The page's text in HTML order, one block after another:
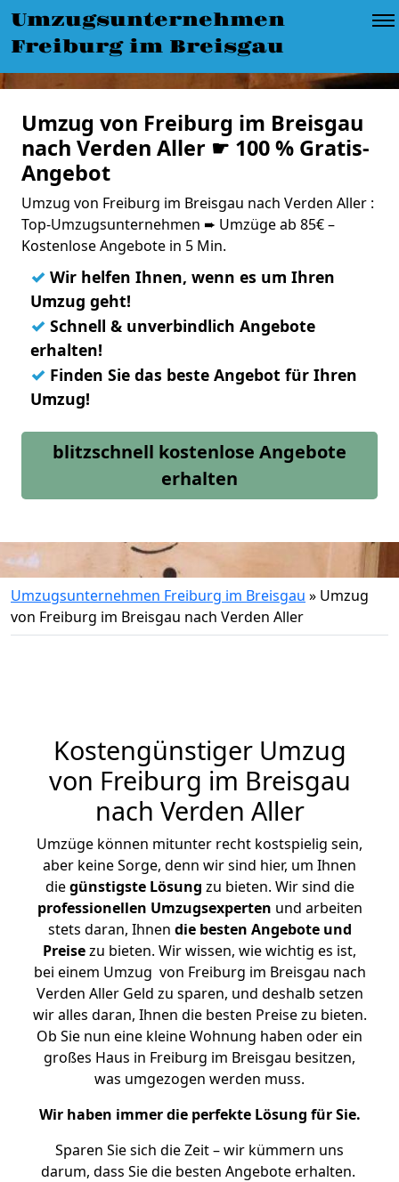
Umzugsunternehmen
Freiburg im Breisgau
Umzug von Freiburg im Breisgau
nach Verden Aller ☛ 100 % Gratis-
Angebot
Umzug von Freiburg im Breisgau nach Verden Aller :
Top-Umzugsunternehmen ➨ Umzüge ab 85€ –
Kostenlose Angebote in 5 Min.
✓ Wir helfen Ihnen, wenn es um Ihren
Umzug geht!
✓ Schnell & unverbindlich Angebote
erhalten!
✓ Finden Sie das beste Angebot für Ihren
Umzug!
blitzschnell kostenlose Angebote
erhalten
Umzugsunternehmen Freiburg im Breisgau » Umzug
von Freiburg im Breisgau nach Verden Aller
Kostengünstiger Umzug
von Freiburg im Breisgau
nach Verden Aller
Umzüge können mitunter recht kostspielig sein,
aber keine Sorge, denn wir sind hier, um Ihnen
diegünstigste Lösung zu bieten. Wir sind die
professionellen Umzugsexperten und arbeiten
stets daran, Ihnen die besten Angebote und
Preisezu bieten. Wir wissen, wie wichtig es ist,
bei einem Umzug von Freiburg im Breisgau nach
Verden Aller Geld zu sparen, und deshalb setzen
wir alles daran, Ihnen die besten Preise zu bieten.
Ob Sie nun eine kleine Wohnung haben oder ein
großes Haus in Freiburg im Breisgau besitzen,
was umgezogen werden muss.
Wir haben immer die perfekte Lösung für Sie.
Sparen Sie sich die Zeit – wir kümmern uns
darum, dass Sie die besten Angebote erhalten.